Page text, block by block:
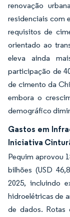
renovação
residenciais com
requisitos de
orientado ao
eleva ainda
participação de
de cimento da
embora o
demográfico
Gastos em
Iniciativa
Pequim aprovou
bilhões (USD
2025, incluindo
hidroelétricas de
de dados. Rotas